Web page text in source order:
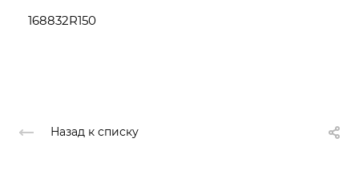
168832R150
Назад к списку